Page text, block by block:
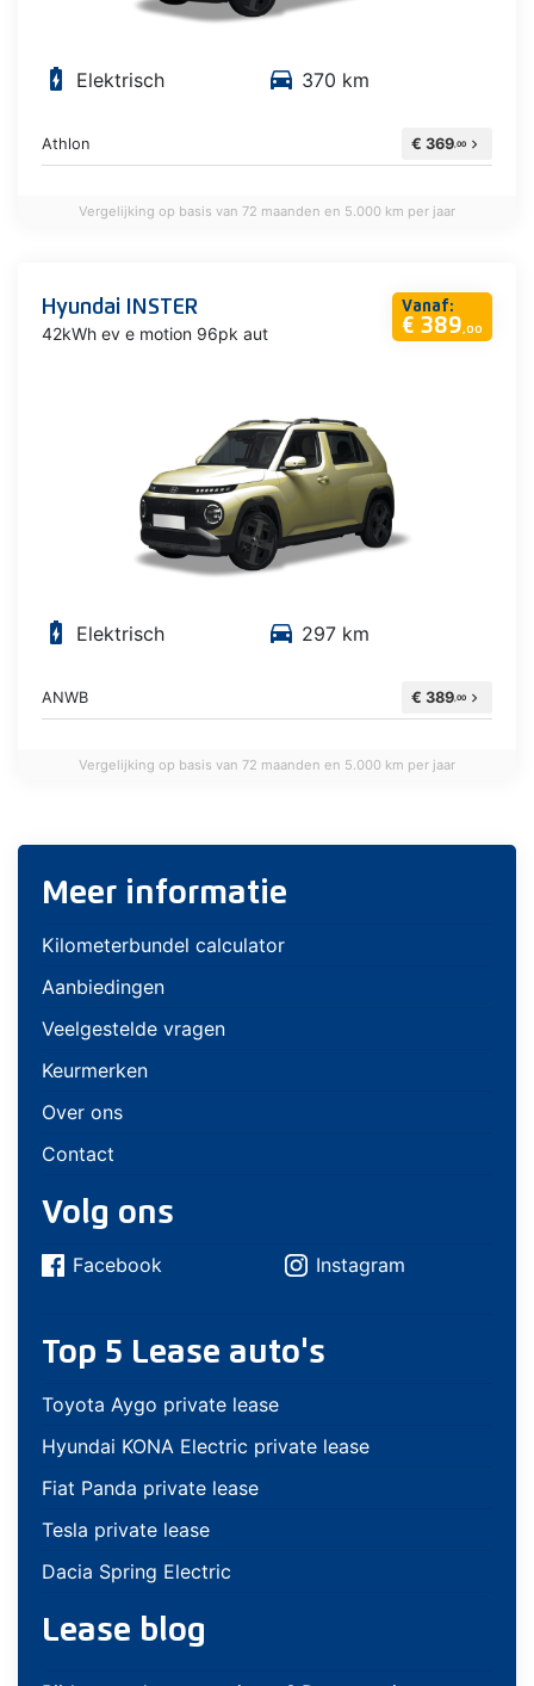
battery_charging_full Elektrisch directions_car 370 km
Athlon € 369,00 chevron_right
Vergelijking op basis van 72 maanden en 5.000 km per jaar
Vanaf:
€ 389,00
Hyundai INSTER
42kWh ev e motion 96pk aut
battery_charging_full Elektrisch directions_car 297 km
ANWB € 389,00 chevron_right
Vergelijking op basis van 72 maanden en 5.000 km per jaar
Meer informatie
Kilometerbundel calculator
Aanbiedingen
Veelgestelde vragen
Keurmerken
Over ons
Contact
Volg ons
Facebook Instagram
Top 5 Lease auto's
Toyota Aygo private lease
Hyundai KONA Electric private lease
Fiat Panda private lease
Tesla private lease
Dacia Spring Electric
Lease blog